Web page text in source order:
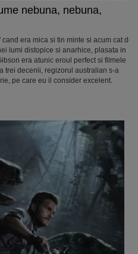
nebuna, nebuna,
era mica si tin minte si acum cat de
lumi distopice si anarhice, plasata in
era atunic eroul perfect si filmele
trei decenii, regizorul australian s-a
pe care eu il consider excelent.